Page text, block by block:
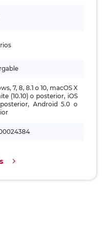
7, 8, 8.1 o 10, macOS X
(10.10) o posterior, iOS
posterior, Android 5.0 o